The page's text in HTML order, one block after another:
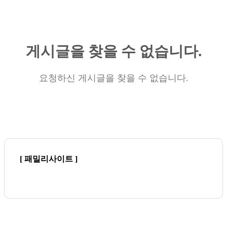
게시글을 찾을 수 없습니다.
요청하신 게시글을 찾을 수 없습니다.
[ 패밀리사이트 ]